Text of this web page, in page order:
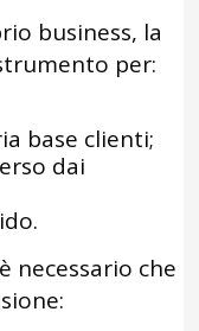
business, la
per:
base clienti;
dai
necessario che